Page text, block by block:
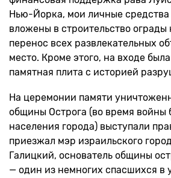
Нью-Йорка, мои личные
вложены в строительство
перенос всех развлекательных
место. Кроме этого, на входе
памятная плита с историей
На церемонии памяти
общины Острога (во время войны
населения города) выступали
приезжал мэр израильского
Галицкий, основатель общины
— один из немногих спасшихся в